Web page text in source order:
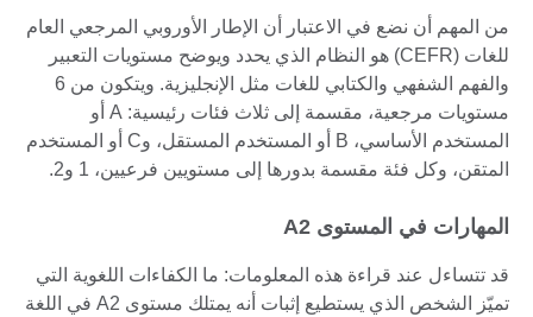
من المهم أن نضع في الاعتبار أن الإطار الأوروبي المرجعي العام
للغات (CEFR) هو النظام الذي يحدد ويوضح مستويات التعبير
والفهم الشفهي والكتابي للغات مثل الإنجليزية. ويتكون من 6
مستويات مرجعية، مقسمة إلى ثلاث فئات رئيسية: A أو
المستخدم الأساسي، B أو المستخدم المستقل، وC أو المستخدم
المتقن، وكل فئة مقسمة بدورها إلى مستويين فرعيين، 1 و2.
المهارات في المستوى A2
قد تتساءل عند قراءة هذه المعلومات: ما الكفاءات اللغوية التي
تميّز الشخص الذي يستطيع إثبات أنه يمتلك مستوى A2 في اللغة